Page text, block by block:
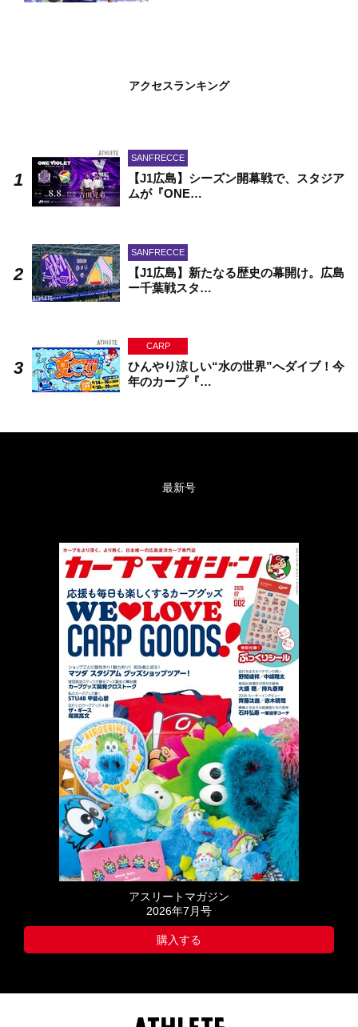
アクセスランキング
SANFRECCE
【J1広島】シーズン開幕戦で、スタジア
ムが『ONE…
SANFRECCE
【J1広島】新たなる歴史の幕開け。広島
ー千葉戦スタ…
CARP
ひんやり涼しい“水の世界”へダイブ！今
年のカープ『…
最新号
アスリートマガジン
2026年7月号
購入する